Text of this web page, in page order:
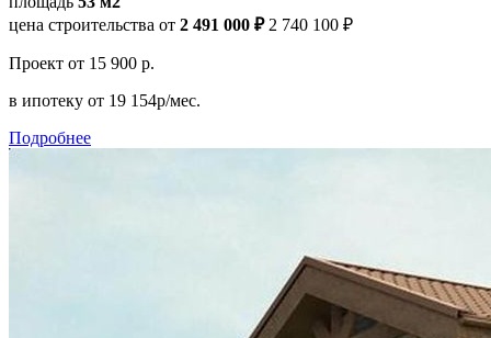
цена строительства от 2 491 000 ₽ 2 740 100 ₽
Проект от 15 900 р.
в ипотеку от 19 154р/мес.
Подробнее